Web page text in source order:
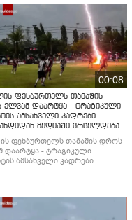
00:08
ფეხბურთელს თამაშის
დაარტყა - ტრაგიკული
ამსახველი კადრები
მედიაში ვრცელდება
ფეხბურთელს თამაშის დროს
დაარტყა - ტრაგიკული
ამსახველი კადრები